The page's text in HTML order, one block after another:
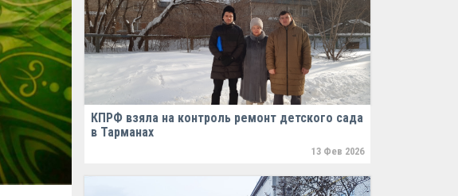
КПРФ взяла на контроль ремонт детского сада
в Тарманах
13 Фев 2026